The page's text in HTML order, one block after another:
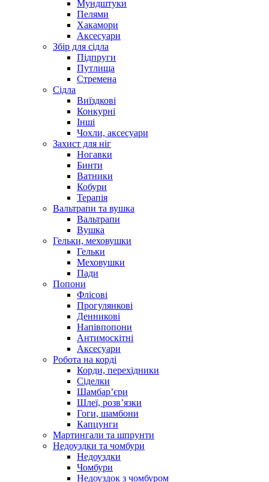
Мундштуки
Пелями
Хакамори
Аксесуари
Збір для сідла
Підпруги
Путлища
Стремена
Сідла
Виїздкові
Конкурні
Інші
Чохли, аксесуари
Захист для ніг
Ногавки
Бинти
Ватники
Кобури
Терапія
Вальтрапи та вушка
Вальтрапи
Вушка
Гельки, меховушки
Гельки
Меховушки
Пади
Попони
Флісові
Прогулянкові
Денникові
Напівпопони
Антимоскітні
Аксесуари
Робота на корді
Корди, перехідники
Сіделки
Шамбар’єри
Шлеї, розв’язки
Гоги, шамбони
Капцунги
Мартингали та шпрунти
Недоуздки та чомбури
Недоуздки
Чомбури
Недоуздок з чомбуром